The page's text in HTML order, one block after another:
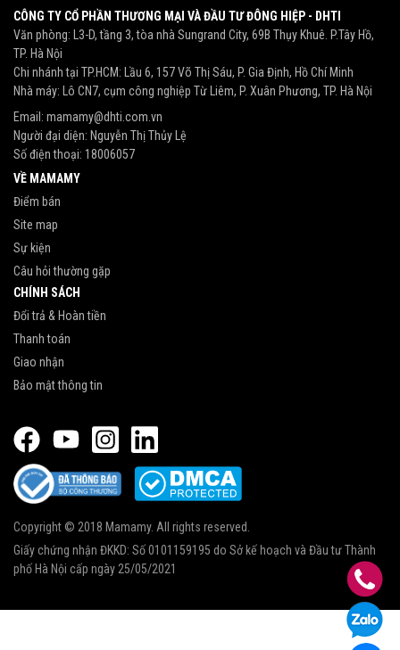
CÔNG TY CỔ PHẦN THƯƠNG MẠI VÀ ĐẦU TƯ ĐÔNG HIỆP - DHTI
Văn phòng: L3-D, tầng 3, tòa nhà Sungrand City, 69B Thụy Khuê. P.Tây Hồ,
TP. Hà Nội
Chi nhánh tại TP.HCM: Lầu 6, 157 Võ Thị Sáu, P. Gia Định, Hồ Chí Minh
Nhà máy: Lô CN7, cụm công nghiệp Từ Liêm, P. Xuân Phương, TP. Hà Nội
Email: mamamy@dhti.com.vn
Người đại diện: Nguyễn Thị Thủy Lệ
Số điện thoại: 18006057
VỀ MAMAMY
Điểm bán
Site map
Sự kiện
Câu hỏi thường gặp
CHÍNH SÁCH
Đổi trả & Hoàn tiền
Thanh toán
Giao nhận
Bảo mật thông tin
Copyright © 2018 Mamamy. All rights reserved.
Giấy chứng nhận ĐKKD: Số 0101159195 do Sở kế hoạch và Đầu tư Thành
phố Hà Nội cấp ngày 25/05/2021